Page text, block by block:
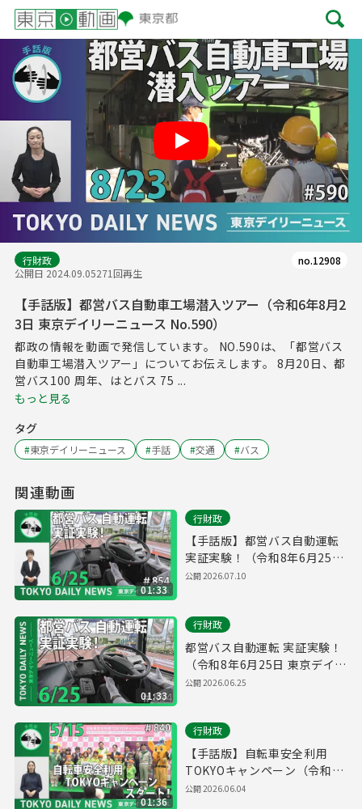
Play
行財政
公開日 2024.09.05271回再生
no.12908
【手話版】都営バス自動車工場潜入ツアー（令和6年8月2
3日 東京デイリーニュース No.590）
都政の情報を動画で発信しています。 NO.590は、「都営バス
自動車工場潜入ツアー」についてお伝えします。 8月20日、都
営バス100 周年、はとバス 75 ...
もっと見る
タグ
#東京デイリーニュース #手話 #交通 #バス
関連動画
01:33
行財政
【手話版】都営バス自動運転
実証実験！（令和8年6月25日
東京デイリーニュース
公開2026.07.10
01:33
行財政
都営バス自動運転 実証実験！
（令和8年6月25日 東京デイリ
ーニュース No.854）
公開2026.06.25
01:36
行財政
【手話版】自転車安全利用
TOKYOキャンペーン（令和8
年5月15日 東京デイリーニュ
公開2026.06.04